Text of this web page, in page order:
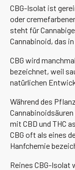
CBG-Isolat ist
oder
steht für
Cannabinoid, das
CBG wird
bezeichnet, weil
natürlichen
Während des
mit CBD und THC
CBG oft als eines
Hanfchemie
Reines CBG-Isolat